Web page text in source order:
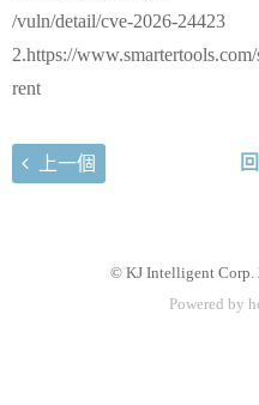
/vuln/detail/cve-2026-24423
2.https://
rent
上一個
© KJ Intelligent Corp.
Powered by